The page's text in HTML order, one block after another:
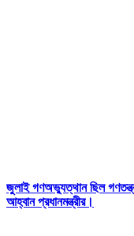
জুলাই গণঅভ্যুত্থান ছিল
আহ্বান প্রধানমন্ত্রীর।